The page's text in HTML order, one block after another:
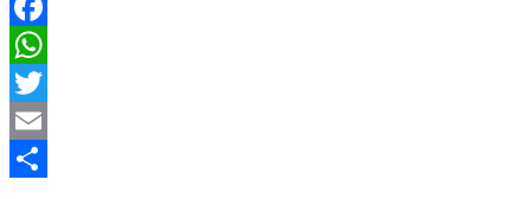
Facebook
WhatsApp
Twitter
Email